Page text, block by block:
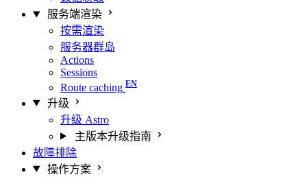
服务端渲染
按需渲染
服务器群岛
Actions
Sessions
Route caching
升级
升级 Astro
主版本升级指南
故障排除
操作方案